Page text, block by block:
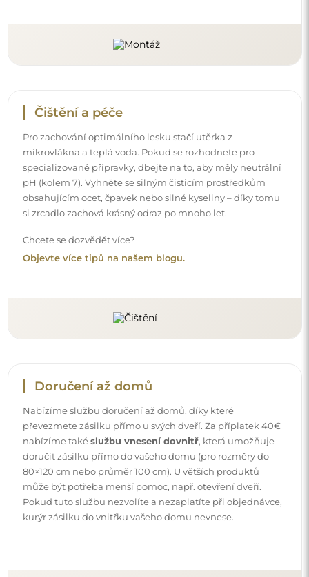
Doručení až domů
Nabízíme službu doručení až domů, díky které
převezmete zásilku přímo u svých dveří. Za příplatek 40€
nabízíme také
službu vnesení dovnitř
, která umožňuje
doručit zásilku přímo do vašeho domu (pro rozměry do
80×120 cm nebo průměr 100 cm). U větších produktů
může být potřeba menší pomoc, např. otevření dveří.
kurýr zásilku do vnitřku vašeho domu nevnese.
Návody
Aby byla montáž a používání našeho zrcadla snadné a
bezstarostné, připravili jsme pro vás podrobné návody.
Najdete v nich všechny kroky nezbytné ke správné
montáži zrcadla, a také rady týkající se jeho péče, čištění a
údržby, abyste se mohli dlouho těšit z jeho bezvadného
vzhledu.
Prohlédněte si návody k montáži a použití.